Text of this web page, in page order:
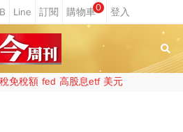
0
免稅額 fed 高股息etf 美元